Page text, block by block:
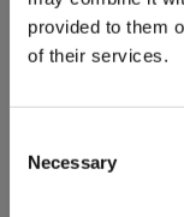
provided to them
of their services.
Selection
Necessary